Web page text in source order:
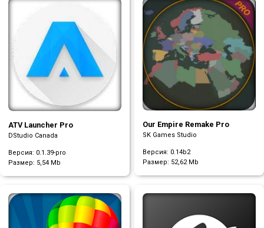
ATV Launcher Pro
DStudio Canada
Версия: 0.1.39-pro
Размер: 5,54 Mb
Our Empire Remake Pro
SK Games Studio
Версия: 0.14b2
Размер: 52,62 Mb